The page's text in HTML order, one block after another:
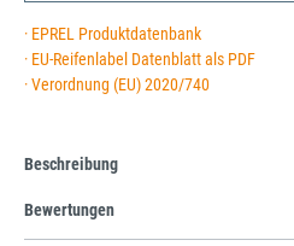
· EPREL Produktdatenbank
· EU-Reifenlabel Datenblatt als PDF
· Verordnung (EU) 2020/740
Beschreibung
Bewertungen